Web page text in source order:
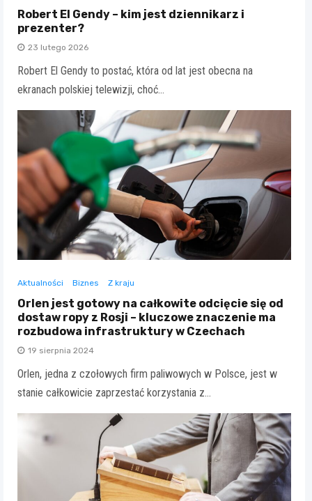
Robert El Gendy – kim jest dziennikarz i
prezenter?
23 lutego 2026
Robert El Gendy to postać, która od lat jest obecna na
ekranach polskiej telewizji, choć…
Aktualności Biznes Z kraju
Orlen jest gotowy na całkowite odcięcie się od
dostaw ropy z Rosji – kluczowe znaczenie ma
rozbudowa infrastruktury w Czechach
19 sierpnia 2024
Orlen, jedna z czołowych firm paliwowych w Polsce, jest w
stanie całkowicie zaprzestać korzystania z…